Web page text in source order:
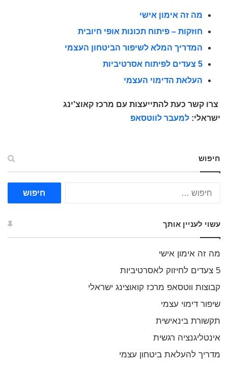
מה זה אימון אישי
חוזקות – פיתוח תכונות אופי חיובית
המדריך המלא לשיפור הביטחון העצמי
5 צעדים לפיתוח אסרטיביות
העלאת הדימוי העצמי
צרו קשר כעת להתייעצות עם מרכז קאוצ'ינג
ישראלי: למעבר לווטסאפ
חיפוש
עשוי לעניין אותך
מה זה אימון אישי
5 צעדים לחיזוק לאסרטיביות
קבוצות ווטסאפ מרכז קואוצינג ישראלי
שיפור דימוי עצמי
תקשורת בינאישית
אינטליגנציה רגשית
מדריך להעלאת ביטחון עצמי